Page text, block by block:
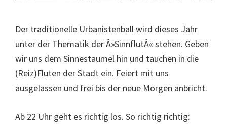
Der traditionelle Urbanistenball wird dieses Jahr
unter der Thematik der Â»SinnflutÂ« stehen. Geben
wir uns dem Sinnestaumel hin und tauchen in die
(Reiz)Fluten der Stadt ein. Feiert mit uns
ausgelassen und frei bis der neue Morgen anbricht.
Ab 22 Uhr geht es richtig los. So richtig richtig: